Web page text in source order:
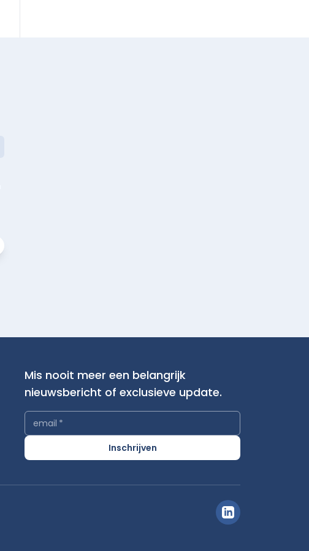
Mis nooit meer een belangrijk
nieuwsbericht of exclusieve update.
email *
Inschrijven